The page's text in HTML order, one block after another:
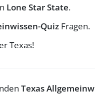
Lone Star State.
Quiz Fragen.
Texas!
Texas